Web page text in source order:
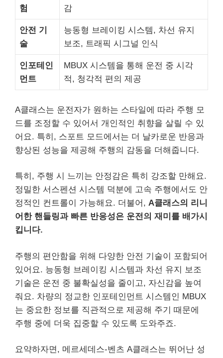
험
감
안전 기
술
능동형 브레이킹 시스템, 차선 유지
보조, 트래픽 시그널 인식
인포테인
먼트
MBUX 시스템을 통해 운전 중 시각
적, 청각적 편의 제공
A클래스는 운전자가 원하는 스타일에 따라 주행 모
드를 조정할 수 있어서 개인적인 취향을 살릴 수 있
어요. 특히, 스포트 모드에서는 더 날카로운 반응과
향상된 성능을 제공해 주행의 감동을 더해줍니다.
특히, 주행 시 느끼는 안정감은 특히 강조할 만해요.
정밀한 서스펜션 시스템 덕분에 고속 주행에서도 안
정적인 컨트롤이 가능해요. 더불어, A클래스의 리니
어한 핸들링과 빠른 반응성은 운전의 재미를 배가시
킵니다.
주행의 편안함을 위해 다양한 안전 기술이 포함되어
있어요. 능동형 브레이킹 시스템과 차선 유지 보조
기술은 운전 중 불확실성을 줄이고, 자신감을 높여
줘요. 차량의 정교한 인포테인먼트 시스템인 MBUX
는 중요한 정보를 직관적으로 제공해 주기 때문에
주행 중에 더욱 집중할 수 있도록 도와주죠.
요약하자면, 메르세데스-벤츠 A클래스는 뛰어난 성